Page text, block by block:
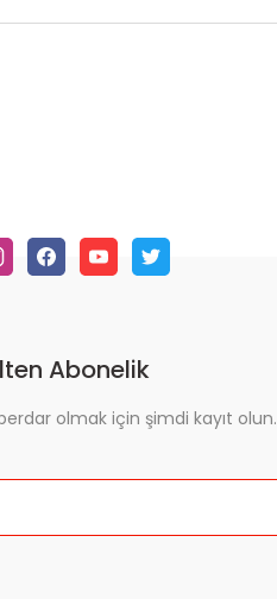
Abonelik
olmak için şimdi kayıt olun.